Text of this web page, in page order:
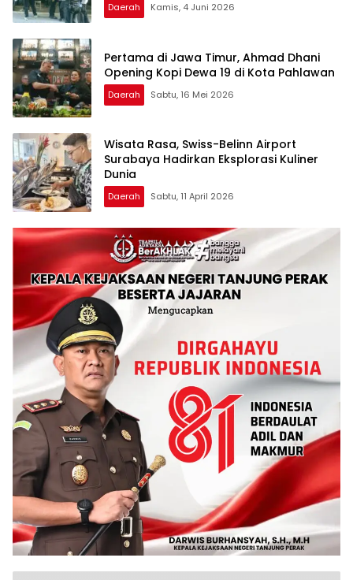
Daerah Kamis, 4 Juni 2026
Pertama di Jawa Timur, Ahmad Dhani
Opening Kopi Dewa 19 di Kota Pahlawan
Daerah Sabtu, 16 Mei 2026
Wisata Rasa, Swiss-Belinn Airport
Surabaya Hadirkan Eksplorasi Kuliner
Dunia
Daerah Sabtu, 11 April 2026